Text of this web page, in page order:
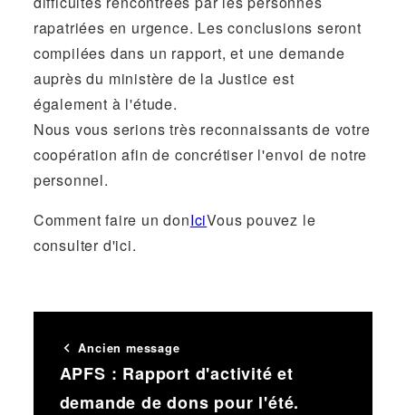
rapatriées en urgence. Les conclusions seront
compilées dans un rapport, et une demande
auprès du ministère de la Justice est
également à l'étude.
Nous vous serions très reconnaissants de votre
coopération afin de concrétiser l'envoi de notre
personnel.
Comment faire un donIciVous pouvez le
consulter d'ici.
Ancien message
APFS : Rapport d'activité et
demande de dons pour l'été.